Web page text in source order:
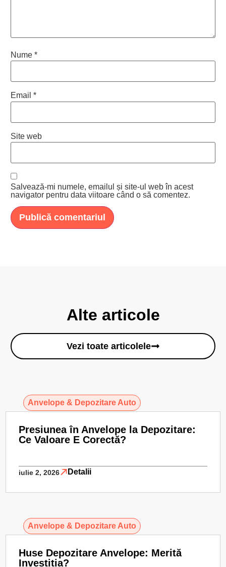
Nume *
Email *
Site web
Salvează-mi numele, emailul și site-ul web în acest
navigator pentru data viitoare când o să comentez.
Alte articole
Vezi toate articolele
Anvelope & Depozitare Auto
Presiunea în Anvelope la Depozitare:
Ce Valoare E Corectă?
iulie 2, 2026 Detalii
Anvelope & Depozitare Auto
Huse Depozitare Anvelope: Merită
Investiția?